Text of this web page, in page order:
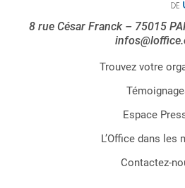
8 rue César Franck – 75015
Trouvez votre
Espace
L’Office dans les
Contactez-